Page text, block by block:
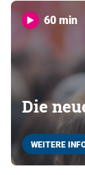
60 min
Die
WEITERE